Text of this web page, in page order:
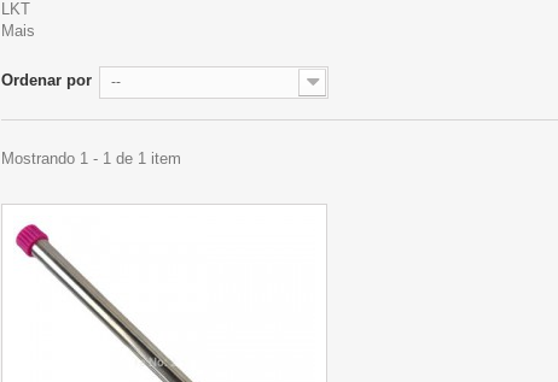
LKT
Mais
Ordenar por --
Mostrando 1 - 1 de 1 item